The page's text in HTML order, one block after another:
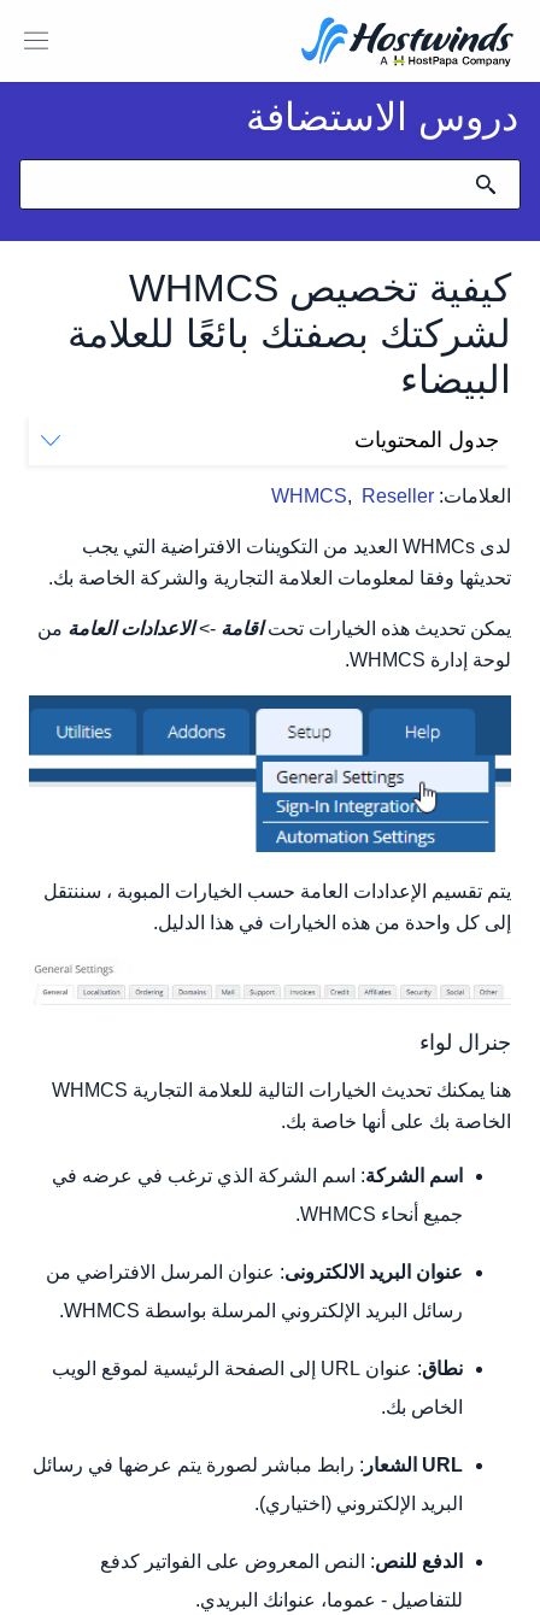
دروس الاستضافة
كيفية تخصيص WHMCS
لشركتك بصفتك بائعًا للعلامة
البيضاء
العلامات: WHMCS, Reseller
جدول المحتويات
الموقع
ترتيب
المجالات
الدعم
الفواتير
ائتمان
الشركات التابعة
الأمان
الاجتماعية
لدى WHMCs العديد من التكوينات الافتراضية التي يجب
تحديثها وفقا لمعلومات العلامة التجارية والشركة الخاصة بك.
يمكن تحديث هذه الخيارات تحتاقامة ->الاعدادات العامة من
لوحة إدارة WHMCS.
يتم تقسيم الإعدادات العامة حسب الخيارات المبوبة ، سننتقل
إلى كل واحدة من هذه الخيارات في هذا الدليل.
جنرال لواء
هنا يمكنك تحديث الخيارات التالية للعلامة التجارية WHMCS
الخاصة بك على أنها خاصة بك.
اسم الشركة: اسم الشركة الذي ترغب في عرضه في
جميع أنحاء WHMCS.
عنوان البريد الالكترونى: عنوان المرسل الافتراضي من
رسائل البريد الإلكتروني المرسلة بواسطة WHMCS.
نطاق
: عنوان URL إلى الصفحة الرئيسية لموقع الويب
الخاص بك.
URL الشعار
: رابط مباشر لصورة يتم عرضها في رسائل
البريد الإلكتروني (اختياري).
الدفع للنص: النص المعروض على الفواتير كدفع
للتفاصيل - عموما، عنوانك البريدي.